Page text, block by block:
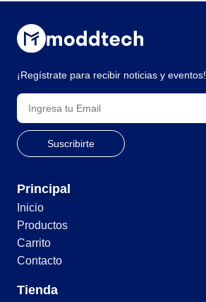
¡Regístrate para recibir noticias y eventos!
Principal
Inicio
Productos
Carrito
Contacto
Tienda